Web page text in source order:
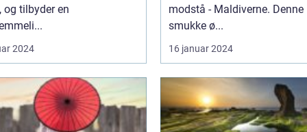
og tilbyder en
2024
modstå - Maldiverne. Denne
smukke ø...
16 januar 2024